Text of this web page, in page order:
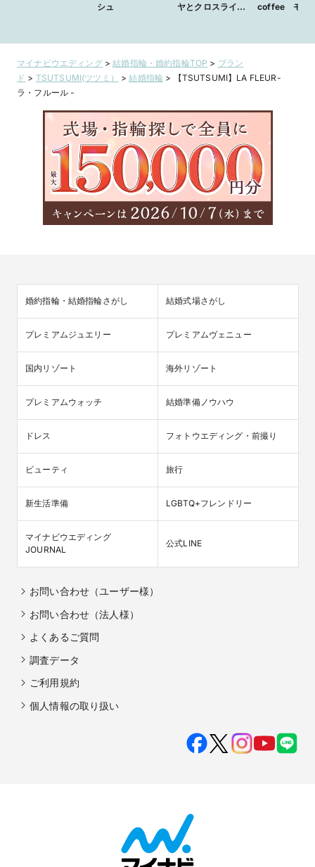
シュ
ヤとクロスライン
coffee モー
マイナビウエディング>結婚指輪・婚約指輪TOP > ブラン
ド > TSUTSUMI(ツツミ） >結婚指輪 >
【TSUTSUMI】LA FLEUR-
ラ・フルール -
婚約指輪・結婚指輪さがし 結婚式場さがし
プレミアムジュエリー プレミアムヴェニュー
国内リゾート 海外リゾート
プレミアムウォッチ 結婚準備ノウハウ
ドレス フォトウエディング・前撮り
ビューティ 旅行
新生活準備 LGBTQ+フレンドリー
マイナビウエディング
JOURNAL
公式LINE
お問い合わせ（ユーザー様）
お問い合わせ（法人様）
よくあるご質問
調査データ
ご利用規約
個人情報の取り扱い